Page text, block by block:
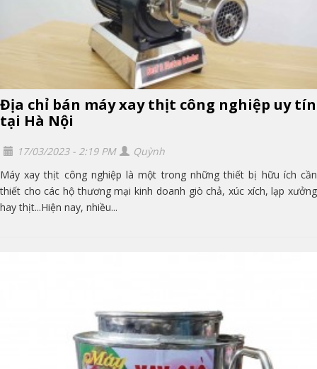
Địa chỉ bán máy xay thịt công nghiệp uy tín
tại Hà Nội
17/03/2023 - 2:19 PM
Quỳnh
Máy xay thịt công nghiệp là một trong những thiết bị hữu ích cần
thiết cho các hộ thương mại kinh doanh giò chả, xúc xích, lạp xưởng
hay thịt...Hiện nay, nhiều...